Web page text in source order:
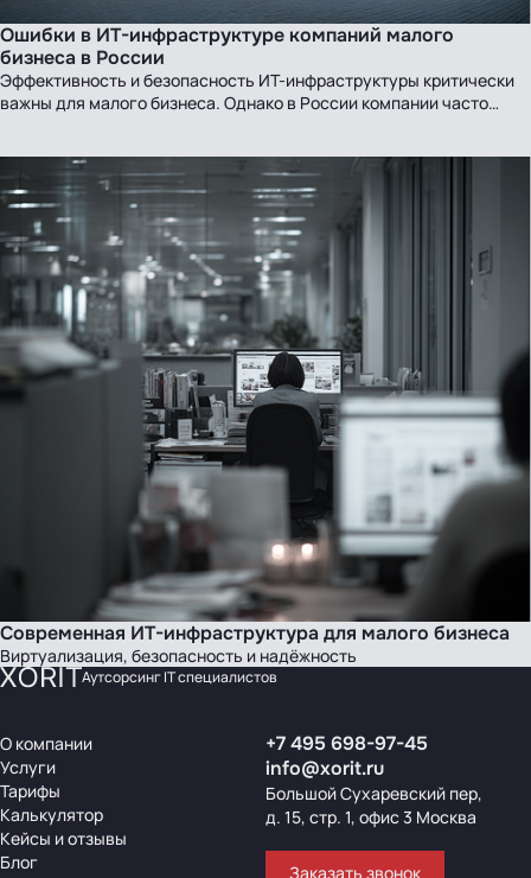
Ошибки в ИТ-инфраструктуре компаний малого
бизнеса в России
Эффективность и безопасность ИТ-инфраструктуры критически
важны для малого бизнеса. Однако в России компании часто…
Современная ИТ-инфраструктура для малого бизнеса
Виртуализация, безопасность и надёжность
Аутсорсинг IT специалистов
О компании
Услуги
Тарифы
Калькулятор
Кейсы и отзывы
Блог
+7 495 698-97-45
info@xorit.ru
Большой Сухаревский пер,
д. 15, стр. 1, офис 3 Москва
Заказать звонок